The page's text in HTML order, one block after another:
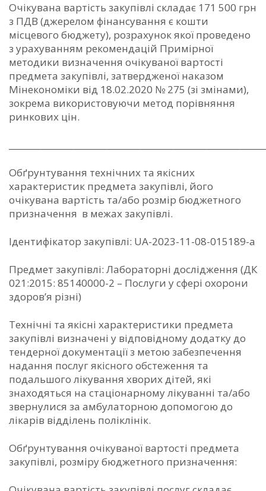
Очікувана вартість закупівлі складає 171 500 грн
з ПДВ (джерелом фінансування є кошти
місцевого бюджету), розрахунок якої проведено
з урахуванням рекомендацій Примірної
методики визначення очікуваної вартості
предмета закупівлі, затвердженої наказом
Мінекономіки від 18.02.2020 № 275 (зі змінами),
зокрема використовуючи метод порівняння
ринкових цін.
Обґрунтування технічних та якісних
характеристик предмета закупівлі, його
очікувана вартість та/або розмір бюджетного
призначення в межах закупівлі.
Ідентифікатор закупівлі: UA-2023-11-08-015189-a
Предмет закупівлі: Лабораторні дослідження (ДК
021:2015: 85140000-2 – Послуги у сфері охорони
здоров’я різні)
Технічні та якісні характеристики предмета
закупівлі визначені у відповідному додатку до
тендерної документації з метою забезпечення
надання послуг якісного обстеження та
подальшого лікування хворих дітей, які
знаходяться на стаціонарному лікуванні та/або
звернулися за амбулаторною допомогою до
лікарів відділень поліклінік.
Обґрунтування очікуваної вартості предмета
закупівлі, розміру бюджетного призначення: